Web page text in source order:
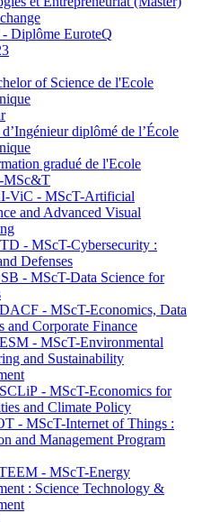
Diplôme EuroteQ
of Science de l'Ecole
diplômé de l’École
gradué de l'Ecole
MSc&T
ViC - MScT-Artificial
and Advanced Visual
- MScT-Cybersecurity :
Defenses
- MScT-Data Science for
- MScT-Economics, Data
and Corporate Finance
- MScT-Environmental
and Sustainability
- MScT-Economics for
and Climate Policy
- MScT-Internet of Things :
and Management Program
- MScT-Energy
: Science Technology &